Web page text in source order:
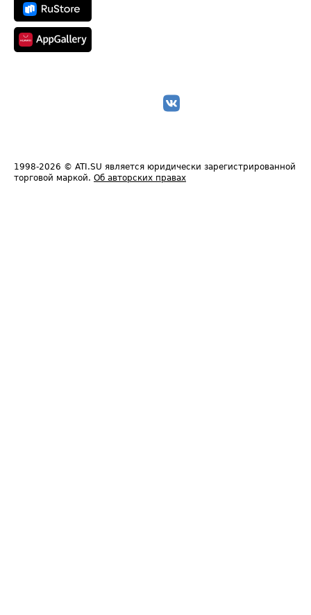
1998-2026 © ATI.SU является юридически зарегистрированной
торговой маркой. Об авторских правах